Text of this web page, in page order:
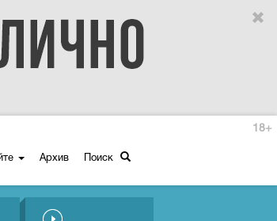
Архив Поиск
18+